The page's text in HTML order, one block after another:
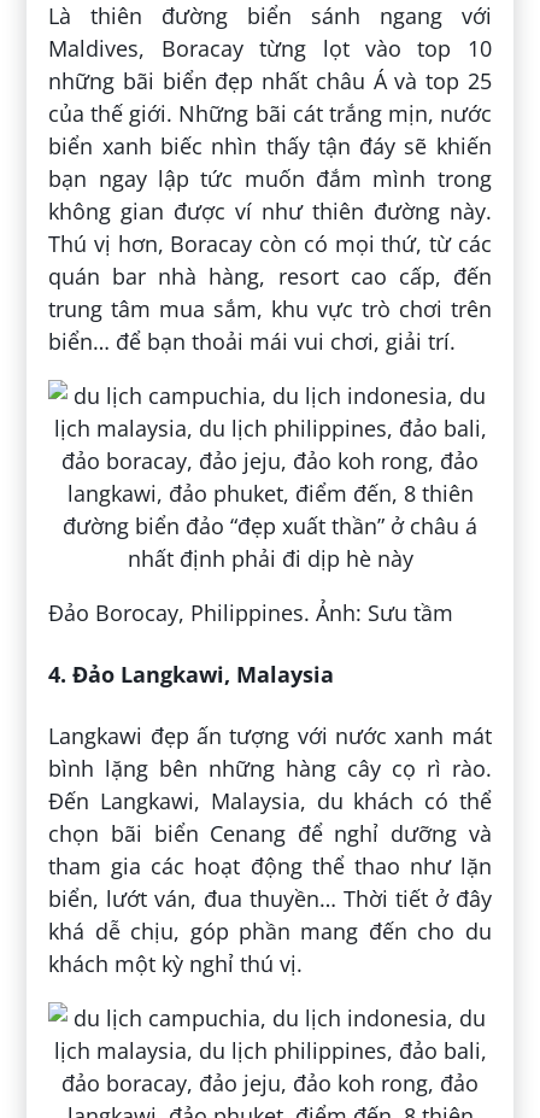
Là thiên đường biển sánh ngang với
Maldives, Boracay từng lọt vào top 10
những bãi biển đẹp nhất châu Á và top 25
của thế giới. Những bãi cát trắng mịn, nước
biển xanh biếc nhìn thấy tận đáy sẽ khiến
bạn ngay lập tức muốn đắm mình trong
không gian được ví như thiên đường này.
Thú vị hơn, Boracay còn có mọi thứ, từ các
quán bar nhà hàng, resort cao cấp, đến
trung tâm mua sắm, khu vực trò chơi trên
biển… để bạn thoải mái vui chơi, giải trí.
Đảo Borocay, Philippines. Ảnh: Sưu tầm
4. Đảo Langkawi, Malaysia
Langkawi đẹp ấn tượng với nước xanh mát
bình lặng bên những hàng cây cọ rì rào.
Đến Langkawi, Malaysia, du khách có thể
chọn bãi biển Cenang để nghỉ dưỡng và
tham gia các hoạt động thể thao như lặn
biển, lướt ván, đua thuyền… Thời tiết ở đây
khá dễ chịu, góp phần mang đến cho du
khách một kỳ nghỉ thú vị.